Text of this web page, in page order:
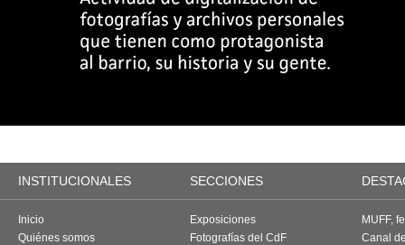
INSTITUCIONALES SECCIONES
Inicio
Quiénes somos
Exposiciones
Fotografías del CdF
MUFF,
Canal